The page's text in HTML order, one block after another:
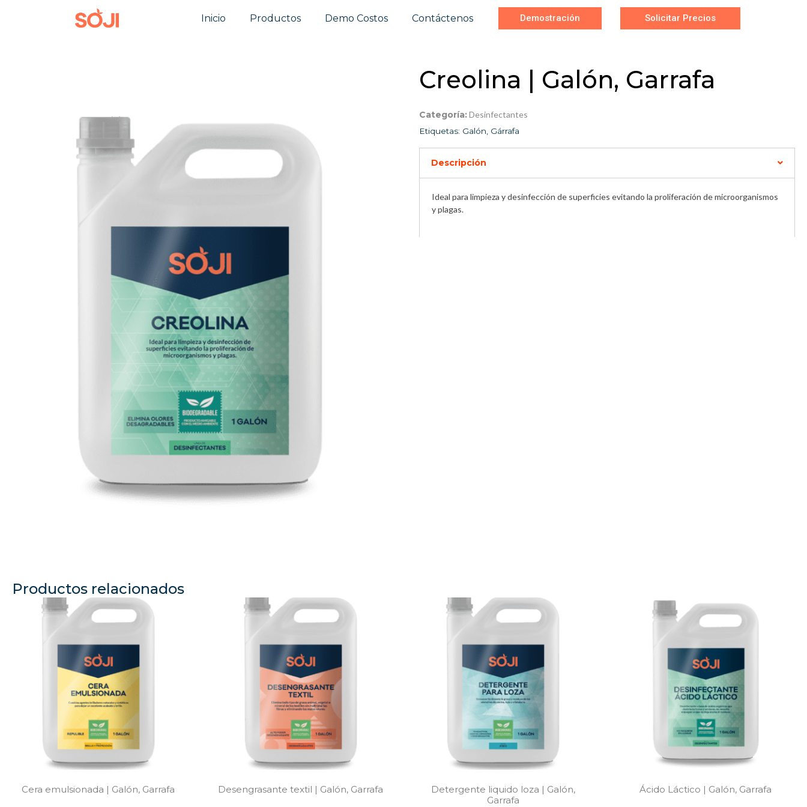
Inicio Productos Demo Costos Contáctenos Demostración Solicitar Precios
Creolina | Galón, Garrafa
Categoría: Desinfectantes
Etiquetas: Galón Gárrafa
Descripción
Ideal para limpieza y desinfección de superficies evitando la proliferación de microorganismos
y plagas.
Productos relacionados
Cera emulsionada | Galón, Garrafa Desengrasante textil | Galón, Garrafa
Detergente liquido loza | Galón,
Garrafa
Ácido Láctico | Galón, Garrafa